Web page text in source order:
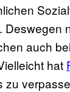
Deswegen
auch
hat
zu